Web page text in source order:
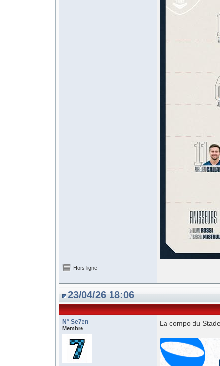
Hors ligne
23/04/26 18:06
N° Se7en
Membre
La compo du